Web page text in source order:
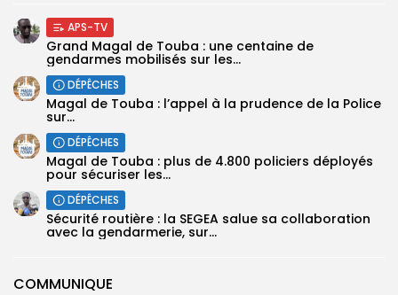
COMMUNIQUE
APS-TV
Grand Magal de Touba : une centaine de
gendarmes mobilisés sur les...
DÉPÊCHES
Magal de Touba : l’appel à la prudence de la Police
sur...
DÉPÊCHES
Magal de Touba : plus de 4.800 policiers déployés
pour sécuriser les...
DÉPÊCHES
Sécurité routière : la SEGEA salue sa collaboration
avec la gendarmerie, sur...